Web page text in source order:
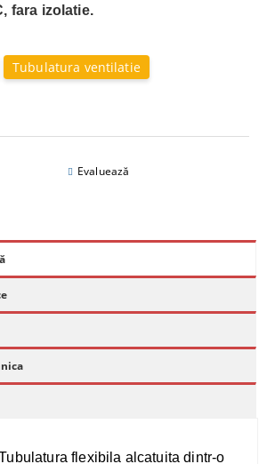
fara izolatie.
Tubulatura ventilatie
Evaluează
flexibila alcatuita dintr-o